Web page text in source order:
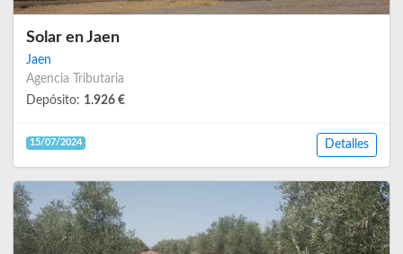
Solar en Jaen
Jaen
Agencia Tributaria
Depósito: 1.926 €
15/07/2024 Detalles